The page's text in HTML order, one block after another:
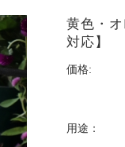
黄色・
対応】
価格:
用途：